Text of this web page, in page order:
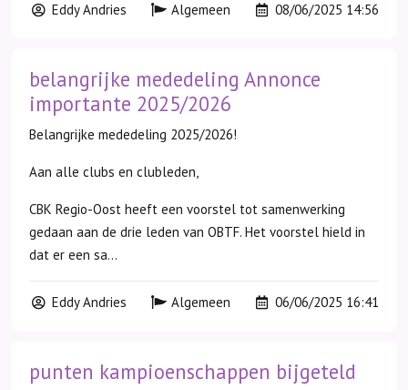
Eddy Andries Algemeen 08/06/2025 14:56
belangrijke mededeling Annonce
importante 2025/2026
Belangrijke mededeling 2025/2026!
Aan alle clubs en clubleden,
CBK Regio-Oost heeft een voorstel tot samenwerking
gedaan aan de drie leden van OBTF. Het voorstel hield in
dat er een sa...
Eddy Andries Algemeen 06/06/2025 16:41
punten kampioenschappen bijgeteld